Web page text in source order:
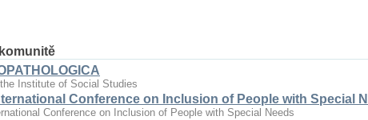
Institute of Social Studies
Conference on Inclusion of People with Special
Conference on Inclusion of People with Special Needs